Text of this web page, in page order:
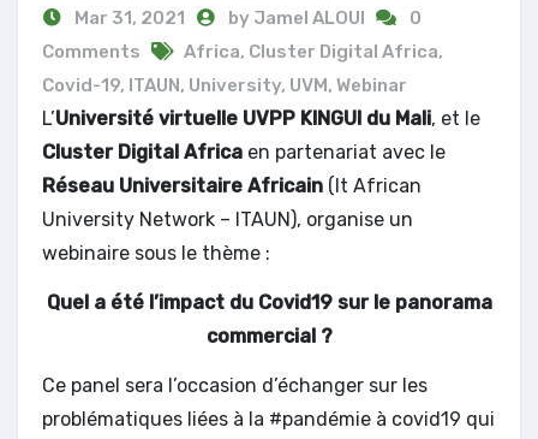
Mar 31, 2021 by Jamel ALOUI
0
Comments
Africa, Cluster Digital Africa,
Covid-19, ITAUN, University, UVM, Webinar
L’Université virtuelle UVPP KINGUI du Mali, et le
Cluster Digital Africa en partenariat avec le
Réseau Universitaire Africain (It African
University Network – ITAUN), organise un
webinaire sous le thème :
Quel a été l’impact du Covid19 sur le panorama
commercial ?
Ce panel sera l’occasion d’échanger sur les
problématiques liées à la #pandémie à covid19 qui